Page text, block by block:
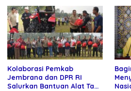
Kolaborasi Pemkab
Jembrana dan DPR RI
Salurkan Bantuan Alat Tani